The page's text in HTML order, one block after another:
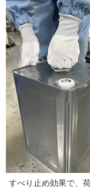
すべり止め効果で、